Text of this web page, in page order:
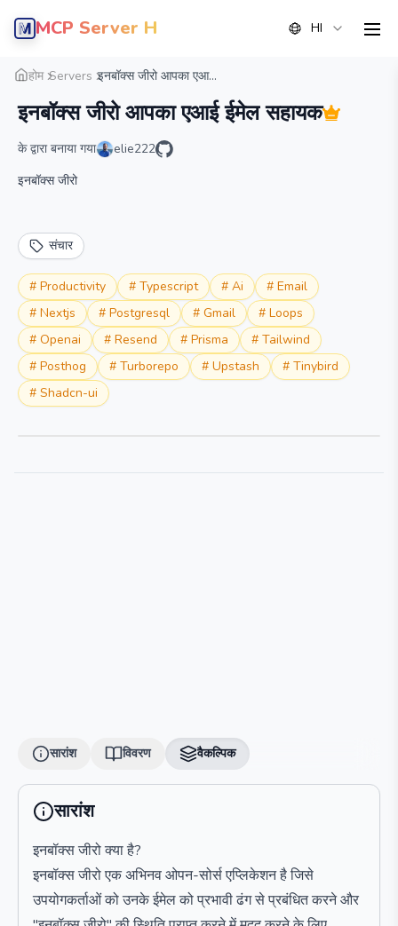
MCP Server Hub HI
होम Servers इनबॉक्स जीरो आपका एआ...
इनबॉक्स जीरो आपका एआई ईमेल सहायक
के द्वारा बनाया गया
elie222
इनबॉक्स जीरो
संचार
# Productivity # Typescript # Ai # Email
# Nextjs # Postgresql # Gmail # Loops
# Openai # Resend # Prisma # Tailwind
# Posthog # Turborepo # Upstash # Tinybird
# Shadcn-ui
सारांश विवरण
सारांश विवरण वैकल्पिक
सारांश
इनबॉक्स जीरो क्या है?
इनबॉक्स जीरो एक अभिनव ओपन-सोर्स एप्लिकेशन है जिसे
उपयोगकर्ताओं को उनके ईमेल को प्रभावी ढंग से प्रबंधित करने और